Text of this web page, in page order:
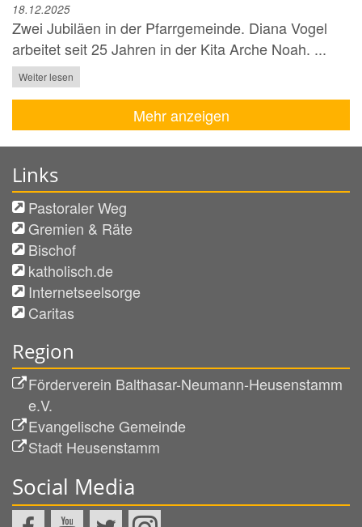
18.12.2025
Zwei Jubiläen in der Pfarrgemeinde. Diana Vogel
arbeitet seit 25 Jahren in der Kita Arche Noah. ...
Weiter lesen
Mehr anzeigen
Links
Pastoraler Weg
Gremien & Räte
Bischof
katholisch.de
Internetseelsorge
Caritas
Region
Förderverein Balthasar-Neumann-Heusenstamm
e.V.
Evangelische Gemeinde
Stadt Heusenstamm
Social Media